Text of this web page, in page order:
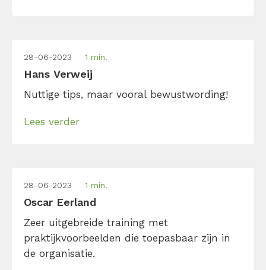
28-06-2023 1 min.
Hans Verweij
Nuttige tips, maar vooral bewustwording!
Lees verder
28-06-2023 1 min.
Oscar Eerland
Zeer uitgebreide training met
praktijkvoorbeelden die toepasbaar zijn in
de organisatie.